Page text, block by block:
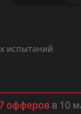
испытаний
офферов в 10